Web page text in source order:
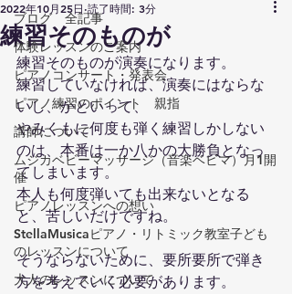
ブログ 全記事
体験レッスンのご案内
ピアノコンサート・発表会
ピアノ練習のポイント 親指
講師について
ムジカベビーマッサージ（音楽ベビマ）月1開
催
ピアノレッスンへの想い
StellaMusicaピアノ・リトミック教室子ども
のレッスンについて
大人のレッスンについて
練習そのものが
2022年10月25日 読了時間: 3分
練習そのものが演奏になります。
練習していなければ、演奏にはならな
いし、かといって、
やみくもに何度も弾く練習しかしない
のは、本番は一か八かの大勝負となっ
てしまいます。
本人も何度弾いても出来ないとなる
と、苦しいだけですね。
そうならないために、要所要所で弾き
方を考えていく必要があります。